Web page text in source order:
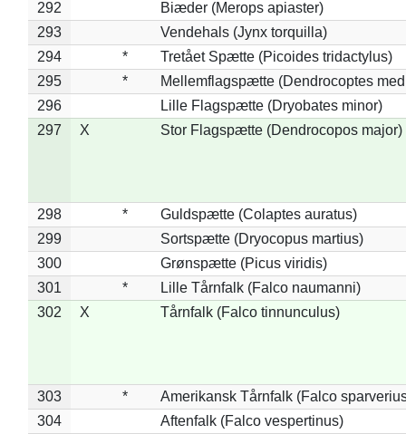
292
Biæder (Merops apiaster)
293
Vendehals (Jynx torquilla)
294
*
Tretået Spætte (Picoides tridactylus)
295
*
Mellemflagspætte (Dendrocoptes
296
Lille Flagspætte (Dryobates minor)
297
X Stor Flagspætte (Dendrocopos major)
298 *
Guldspætte (Colaptes auratus)
299
Sortspætte (Dryocopus martius)
300
Grønspætte (Picus viridis)
301
*
Lille Tårnfalk (Falco naumanni)
302
X Tårnfalk (Falco tinnunculus)
303 *
Amerikansk Tårnfalk (Falco
304
Aftenfalk (Falco vespertinus)